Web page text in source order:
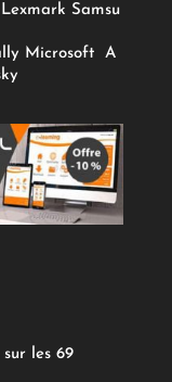
Lexmark Samsu
Microsoft
A
les 69